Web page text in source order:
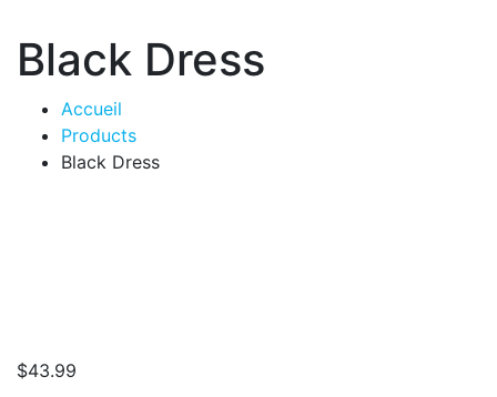
Black Dress
Accueil
Products
Black Dress
$43.99